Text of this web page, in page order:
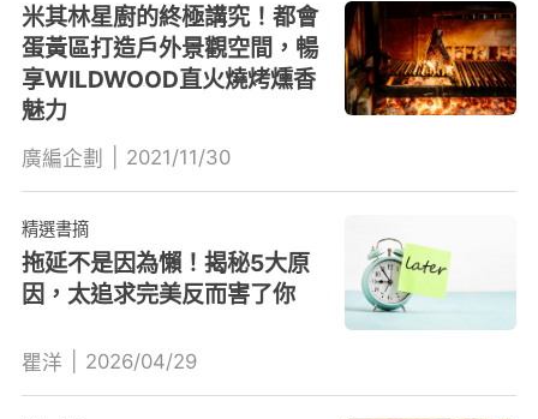
米其林星廚的終極講究！都會
蛋黃區打造戶外景觀空間，暢
享WILDWOOD直火燒烤燻香
魅力
廣編企劃 2021/11/30
精選書摘
拖延不是因為懶！揭秘5大原
因，太追求完美反而害了你
瞿洋 2026/04/29